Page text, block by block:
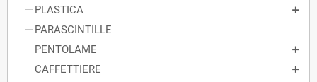
PLASTICA
PARASCINTILLE
PENTOLAME
CAFFETTIERE